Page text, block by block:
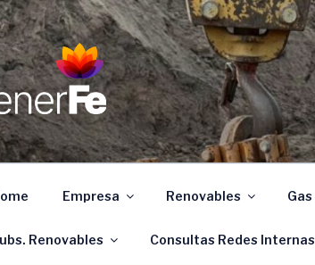
para el desarrollo de Santa Fe
Empresa Renovables Gas
Renovables Consultas Redes Internas